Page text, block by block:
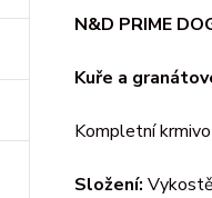
N&D PRIME
Kuře a
Kompletní
Složení: